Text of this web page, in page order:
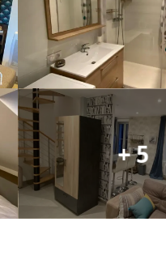
+ 5